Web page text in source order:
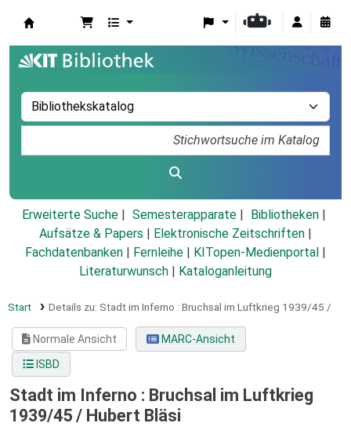
Erweiterte Suche Semesterapparate
Bibliotheken
Aufsätze & Papers
Elektronische Zeitschriften
Fachdatenbanken
Fernleihe KITopen-Medienportal
Literaturwunsch
Kataloganleitung
Start Details zu: Stadt im Inferno : Bruchsal im Luftkrieg 1939/45 /
Normale Ansicht
MARC-Ansicht
ISBD
Stadt im Inferno : Bruchsal im Luftkrieg
1939/45 / Hubert Bläsi